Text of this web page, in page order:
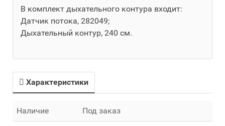
В комплект дыхательного контура входит:
Датчик потока, 282049;
Дыхательный контур, 240 см.
Характеристики
Наличие Под заказ